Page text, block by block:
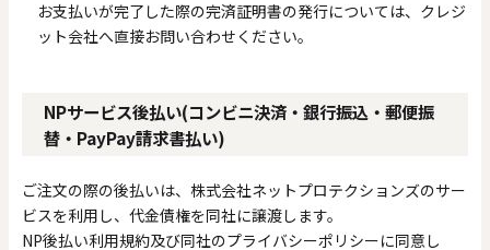
お支払いが完了した際の完済証明書の発行については、クレジ
ット会社へ直接お問い合わせください。
NPサービス後払い(コンビニ決済・銀行振込・郵便振
替・PayPay請求書払い)
ご注文の際の後払いは、株式会社ネットプロテクションズのサー
ビスを利用し、代金債権を同社に譲渡します。
NP後払い利用規約及び同社のプライバシーポリシーに同意し